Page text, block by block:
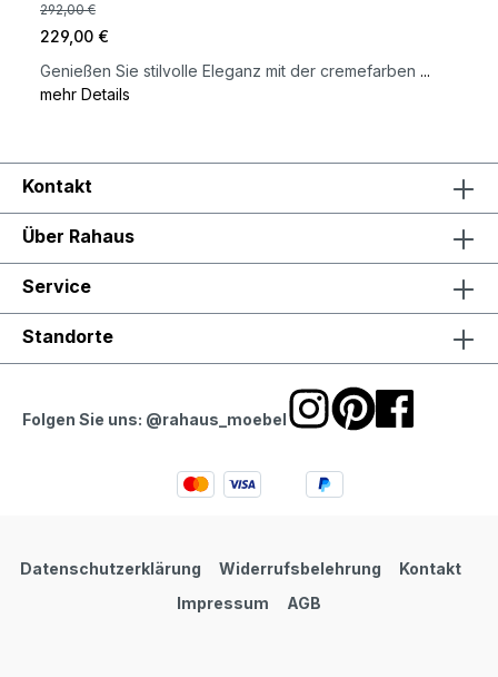
292,00 €
229,00 €
Genießen Sie stilvolle Eleganz mit der cremefarben ...
mehr Details
Kontakt
Über Rahaus
Service
Standorte
Folgen Sie uns: @rahaus_moebel
Datenschutzerklärung Widerrufsbelehrung
Kontakt
Impressum
AGB